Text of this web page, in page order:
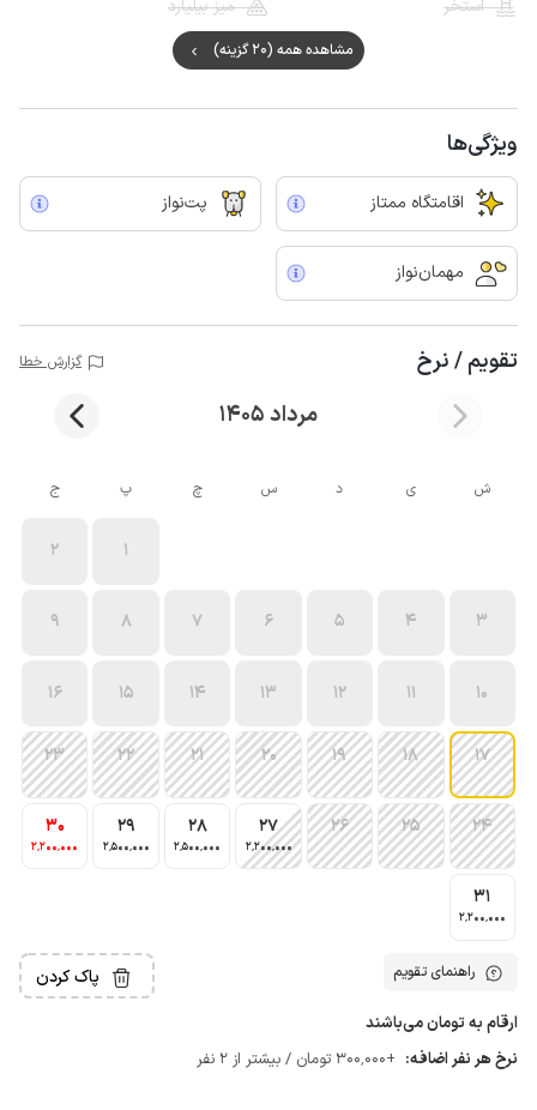
استخر
میز بیلیارد
مشاهده همه (20 گزینه)
ویژگی‌ها
اقامتگاه ممتاز پت‌نواز
مهمان‌نواز
تقویم / نرخ گزارش خطا
مرداد 1405
ش ی د س چ پ ج
1
2
3
4
5
6
7
8
9
10
11
12
13
14
15
16
17
18
19
20
21
22
23
24
25
26
27
2٬200٬000
28
2٬500٬000
29
2٬500٬000
30
2٬200٬000
31
2٬200٬000
راهنمای تقویم پاک کردن
ارقام به تومان می‌باشند
نرخ هر نفر اضافه: +300٬000 تومان / بیشتر از 2 نفر